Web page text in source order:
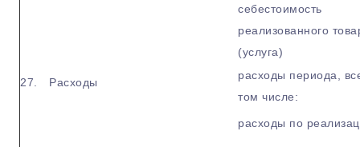
27. Расходы
себестоимость
реализованного
(услуга)
расходы периода,
том числе:
расходы по